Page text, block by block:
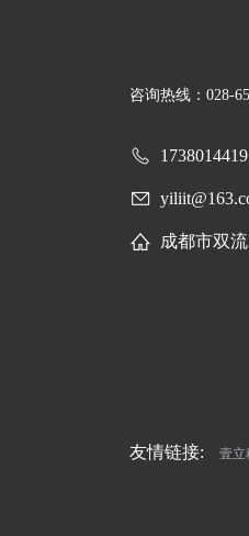
咨询热线：028-
成都市双
友情链接: 壹立